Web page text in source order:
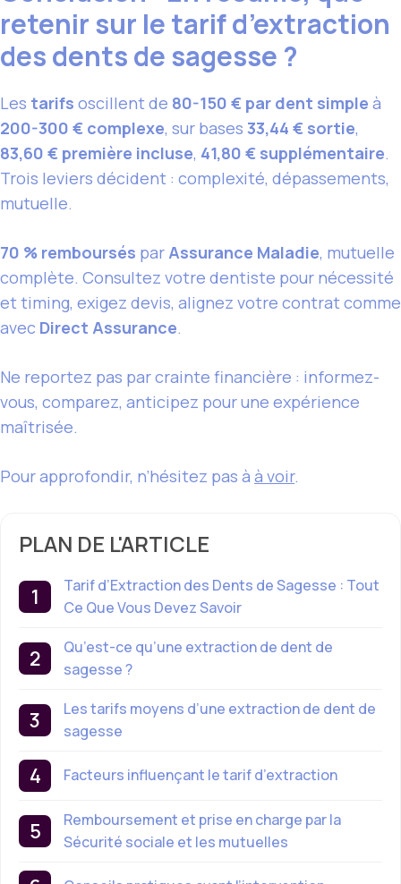
retenir sur le tarif d’extraction
des dents de sagesse ?
Les tarifs oscillent de 80-150 € par dent simple à
200-300 € complexe, sur bases 33,44 € sortie,
83,60 € première incluse, 41,80 € supplémentaire.
Trois leviers décident : complexité, dépassements,
mutuelle.
70 % remboursés par Assurance Maladie, mutuelle
complète. Consultez votre dentiste pour nécessité
et timing, exigez devis, alignez votre contrat comme
avec Direct Assurance.
Ne reportez pas par crainte financière : informez-
vous, comparez, anticipez pour une expérience
maîtrisée.
Pour approfondir, n’hésitez pas à à voir.
PLAN DE L'ARTICLE
Tarif d’Extraction des Dents de Sagesse : Tout
Ce Que Vous Devez Savoir
Qu’est-ce qu’une extraction de dent de
sagesse ?
Les tarifs moyens d’une extraction de dent de
sagesse
Facteurs influençant le tarif d’extraction
Remboursement et prise en charge par la
Sécurité sociale et les mutuelles